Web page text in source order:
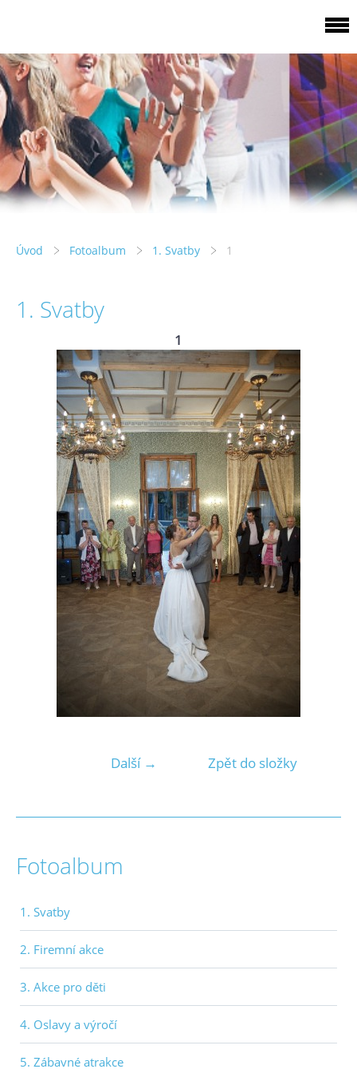
Úvod Fotoalbum 1. Svatby 1
1. Svatby
1
Další → Zpět do složky
Fotoalbum
1. Svatby
2. Firemní akce
3. Akce pro děti
4. Oslavy a výročí
5. Zábavné atrakce